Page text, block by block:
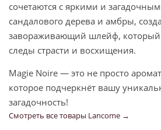
сочетаются с яркими и
сандалового дерева и амбры,
завораживающий шлейф, который
следы страсти и восхищения.
Magie Noire — это не просто
которое подчеркнёт вашу
загадочность!
Смотреть все товары Lancome →